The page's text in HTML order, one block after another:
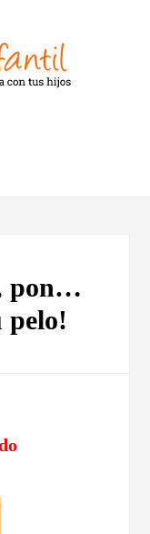
pon…
pelo!